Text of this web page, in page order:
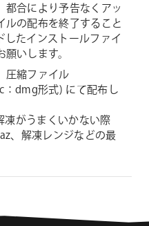
都合により予告なくアッ
ルの配布を終了すること
したインストールファイ
いします。
圧縮ファイル
dmg形式) にて配布し
がうまくいかない際
、解凍レンジなどの最